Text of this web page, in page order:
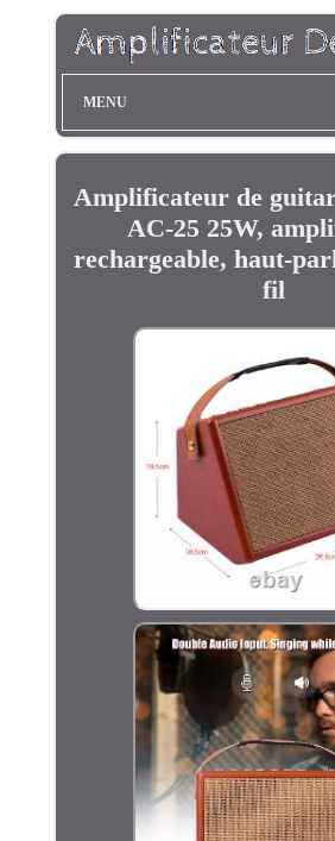
MENU
Amplificateur de
AC-25 25W,
rechargeable, haut-
fil